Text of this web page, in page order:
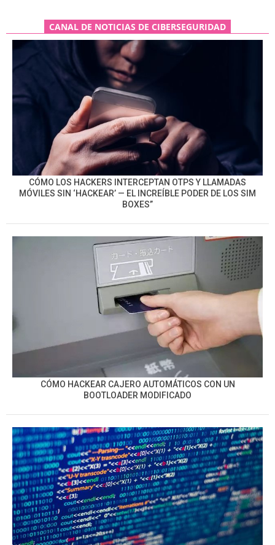
CANAL DE NOTICIAS DE CIBERSEGURIDAD
CÓMO LOS HACKERS INTERCEPTAN OTPS Y LLAMADAS
MÓVILES SIN ‘HACKEAR’ — EL INCREÍBLE PODER DE LOS SIM
BOXES”
CÓMO HACKEAR CAJERO AUTOMÁTICOS CON UN
BOOTLOADER MODIFICADO